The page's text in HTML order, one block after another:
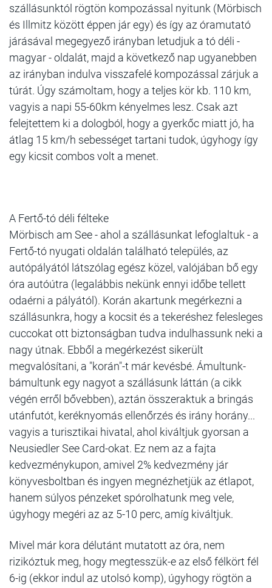
szállásunktól rögtön kompozással nyitunk (Mörbisch
és Illmitz között éppen jár egy) és így az óramutató
járásával megegyező irányban letudjuk a tó déli -
magyar - oldalát, majd a következő nap ugyanebben
az irányban indulva visszafelé kompozással zárjuk a
túrát. Úgy számoltam, hogy a teljes kör kb. 110 km,
vagyis a napi 55-60km kényelmes lesz. Csak azt
felejtettem ki a dologból, hogy a gyerkőc miatt jó, ha
átlag 15 km/h sebességet tartani tudok, úgyhogy így
egy kicsit combos volt a menet.
A Fertő-tó déli félteke
Mörbisch am See - ahol a szállásunkat lefoglaltuk - a
Fertő-tó nyugati oldalán található település, az
autópályától látszólag egész közel, valójában bő egy
óra autóútra (legalábbis nekünk ennyi időbe tellett
odaérni a pályától). Korán akartunk megérkezni a
szállásunkra, hogy a kocsit és a tekeréshez felesleges
cuccokat ott biztonságban tudva indulhassunk neki a
nagy útnak. Ebből a megérkezést sikerült
megvalósítani, a "korán"-t már kevésbé. Ámultunk-
bámultunk egy nagyot a szállásunk láttán (a cikk
végén erről bővebben), aztán összeraktuk a bringás
utánfutót, keréknyomás ellenőrzés és irány horány...
vagyis a turisztikai hivatal, ahol kiváltjuk gyorsan a
Neusiedler See Card-okat. Ez nem az a fajta
kedvezménykupon, amivel 2% kedvezmény jár
könyvesboltban és ingyen megnézhetjük az étlapot,
hanem súlyos pénzeket spórolhatunk meg vele,
úgyhogy megéri az az 5-10 perc, amíg kiváltjuk.
Mivel már kora délutánt mutatott az óra, nem
rizikóztuk meg, hogy megtesszük-e az első félkört fél
6-ig (ekkor indul az utolsó komp), úgyhogy rögtön a